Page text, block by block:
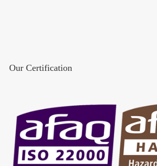
Our Certification